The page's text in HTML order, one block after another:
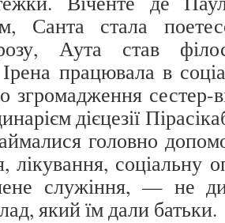
Санта стала
Аута став
працювала в
згромадження сестер-
дієцезії
головно
лікування, соціальну
служіння, — не
який їм дали